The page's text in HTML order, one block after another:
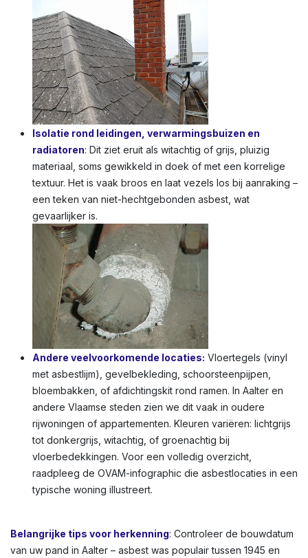
Isolatie rond leidingen, verwarmingsbuizen en
radiatoren: Dit ziet eruit als witachtig of grijs, pluizig
materiaal, soms gewikkeld in doek of met een korrelige
textuur. Het is vaak broos en laat vezels los bij aanraking –
een teken van niet-hechtgebonden asbest, wat
gevaarlijker is.
Andere veelvoorkomende locaties: Vloertegels (vinyl
met asbestlijm), gevelbekleding, schoorsteenpijpen,
bloembakken, of afdichtingskit rond ramen. In Aalter en
andere Vlaamse steden zien we dit vaak in oudere
rijwoningen of appartementen. Kleuren variëren: lichtgrijs
tot donkergrijs, witachtig, of groenachtig bij
vloerbedekkingen. Voor een volledig overzicht,
raadpleeg de OVAM-infographic die asbestlocaties in een
typische woning illustreert.
Belangrijke tips voor herkenning: Controleer de bouwdatum
van uw pand in Aalter – asbest was populair tussen 1945 en